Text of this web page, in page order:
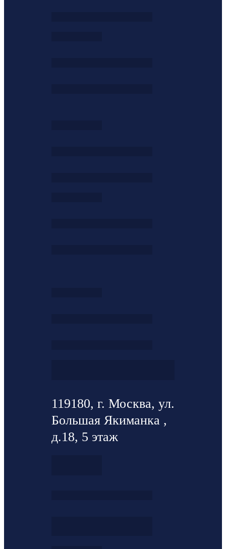
119180, г. Москва, ул.
Большая Якиманка ,
д.18, 5 этаж